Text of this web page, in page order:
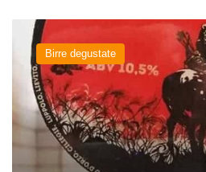
Portoghesa
Birrificio
Italiano
Birre degustate